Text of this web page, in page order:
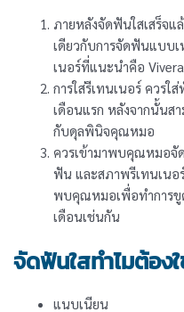
ภายหลังจัดฟันใสเสร็จแ
เดียวกับการจัดฟันแบบเ
เนอร์ที่แนะนำคือ
การใส่รีเทนเนอร์ ควร
เดือนแรก หลังจากนั้นส
กับดุลพินิจคุณหมอ
ควรเข้ามาพบคุณหมอจั
ฟัน และสภาพรีเทนเนอ
พบคุณหมอเพื่อทำการ
เดือนเช่นกัน
จัดฟันใสทำไมต้อง
แนบเนียน